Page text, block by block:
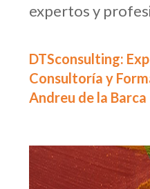
expertos y
DTSconsulting:
Consultoría y
Andreu de la Barca